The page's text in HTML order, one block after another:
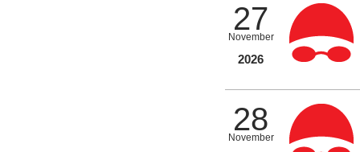
27
November
2026
28
November